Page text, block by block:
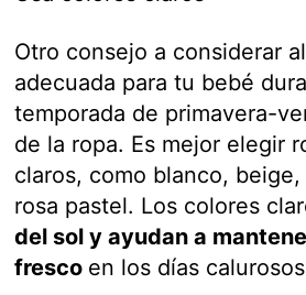
Otro consejo a considerar
adecuada para tu bebé
temporada de primavera-
de la ropa. Es mejor elegir
claros, como blanco,
rosa pastel. Los colores
del sol y ayudan a
fresco en los días